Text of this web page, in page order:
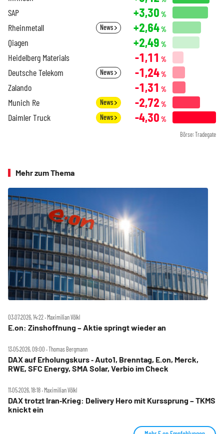
SAP +3,30 %
Rheinmetall News +2,64%
Qiagen +2,49 %
Heidelberg Materials -1,11 %
Deutsche Telekom News -1,24%
Zalando -1,31 %
Munich Re News -2,72 %
Daimler Truck News -4,30 %
Börse: Tradegate
Mehr zum Thema
03.07.2026, 14:22 ‧ Maximilian Völkl
E.on: Zinshoffnung – Aktie springt wieder an
13.05.2026, 09:00 ‧ Thomas Bergmann
DAX auf Erholungskurs ‑ Auto1, Brenntag, E.on, Merck,
RWE, SFC Energy, SMA Solar, Verbio im Check
11.05.2026, 18:18 ‧ Maximilian Völkl
DAX trotzt Iran‑Krieg: Delivery Hero mit Kurssprung – TKMS
knickt ein